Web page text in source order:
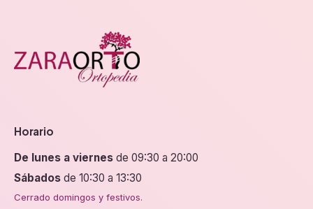
Horario
De lunes a viernes de 09:30 a 20:00
Sábados de 10:30 a 13:30
Cerrado domingos y festivos.